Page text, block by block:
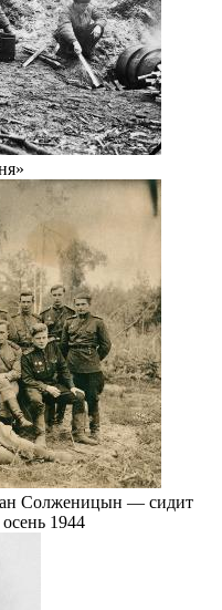
Солженицын — сидит
1944